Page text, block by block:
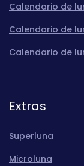
Calendario de
Calendario de
Calendario de
Extras
Superluna
Microluna